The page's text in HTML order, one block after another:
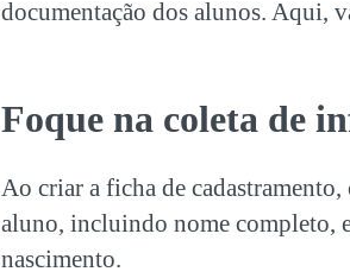
documentação dos alunos. Aqui,
Foque na coleta de
Ao criar a ficha de
aluno, incluindo nome completo,
nascimento.